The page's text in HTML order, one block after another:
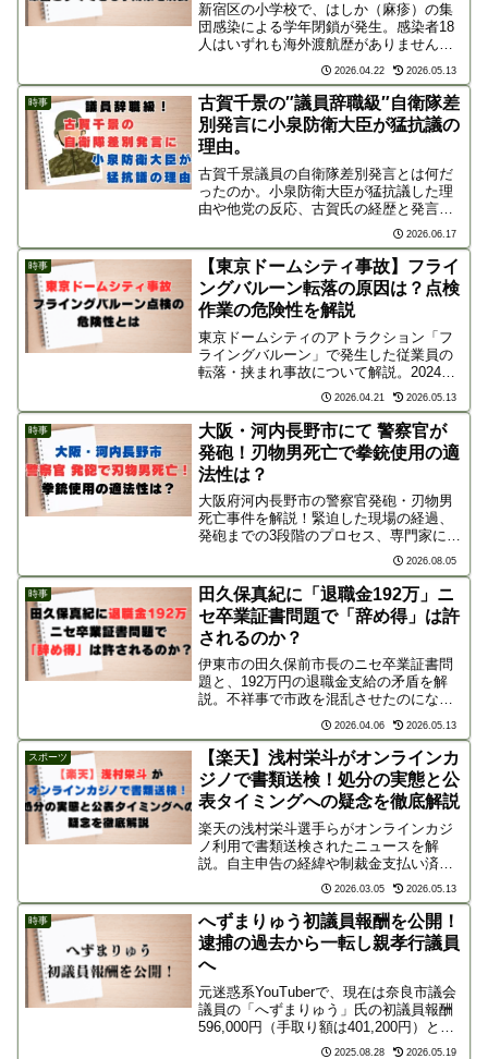
新宿区の小学校で、はしか（麻疹）の集
団感染による学年閉鎖が発生。感染者18
人はいずれも海外渡航歴がありません。
本記事では、驚異的な空気感染など考え
られる感染原因や、ワクチン接種をはじ
めとする確実な予防方法・対策を分かり
やすく解説します。
2026.04.22 2026.05.13
時事
古賀千景の″議員辞職級″自衛隊差
別発言に小泉防衛大臣が猛抗議の
理由。
古賀千景議員の自衛隊差別発言とは何だ
ったのか。小泉防衛大臣が猛抗議した理
由や他党の反応、古賀氏の経歴と発言背
2026.06.17
時事
【東京ドームシティ事故】フライ
ングバルーン転落の原因は？点検
作業の危険性を解説
東京ドームシティのアトラクション「フ
ライングバルーン」で発生した従業員の
転落・挟まれ事故について解説。2024年
登場の高さ10mのタワー型遊具の特徴
や、高所・可動部を伴う点検作業に潜む
重大な危険性、事故原因の背景を詳しく
考察します。
2026.04.21 2026.05.13
時事
大阪・河内長野市にて 警察官が
発砲！刃物男死亡で拳銃使用の適
法性は？
大阪府河内長野市の警察官発砲・刃物男
死亡事件を解説！緊迫した現場の経過、
発砲までの3段階のプロセス、専門家によ
る「適法性」の基準、ネット世論の支持
の声や警察装備の今後の課題まで分かり
やすくまとめています。
2026.08.05
時事
田久保真紀に「退職金192万」ニ
セ卒業証書問題で「辞め得」は許
されるのか？
伊東市の田久保前市長のニセ卒業証書問
題と、192万円の退職金支給の矛盾を解
説。不祥事で市政を混乱させたのになぜ
税金で支払われるのか？「辞め得」を生
む条例の欠陥を指摘し、ネットの声や筆
者の是々非々の見解を交え、市民が納得
できる制度改革の必要性に迫ります。
2026.04.06 2026.05.13
スポーツ
【楽天】浅村栄斗がオンラインカ
ジノで書類送検！処分の実態と公
表タイミングへの疑念を徹底解説
楽天の浅村栄斗選手らがオンラインカジ
ノ利用で書類送検されたニュースを解
説。自主申告の経緯や制裁金支払い済み
の事実、今季の出場への影響をまとめま
した。また、2000本安打達成後の公表タ
イミングに対するファンの疑念や、球界
のコンプライアンス課題に迫ります。
2026.03.05 2026.05.13
時事
へずまりゅう初議員報酬を公開！
逮捕の過去から一転し親孝行議員
へ
元迷惑系YouTuberで、現在は奈良市議会
議員の「へずまりゅう」氏の初議員報酬
596,000円（手取り額は401,200円）と、
その報酬を親孝行の為に使ったことが話
2025.08.28 2026.05.19